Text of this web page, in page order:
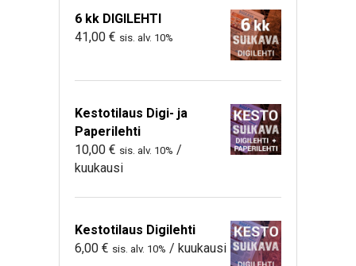
6 kk DIGILEHTI
41,00 € sis. alv. 10%
Kestotilaus Digi- ja
Paperilehti
10,00 € sis. alv. 10% /
kuukausi
Kestotilaus Digilehti
6,00 € sis. alv. 10% / kuukausi